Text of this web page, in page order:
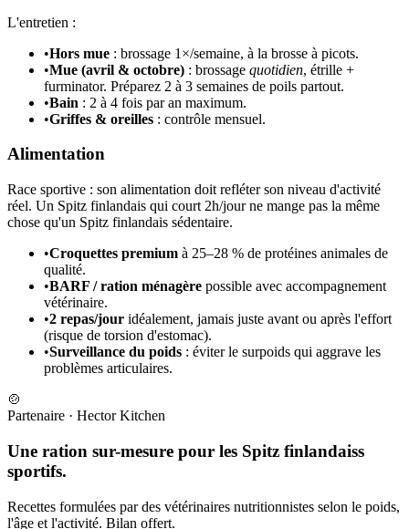
L'entretien :
•Hors mue : brossage 1×/semaine, à la brosse à picots.
•Mue (avril & octobre) : brossage quotidien, étrille +
furminator. Préparez 2 à 3 semaines de poils partout.
•Bain : 2 à 4 fois par an maximum.
•Griffes & oreilles : contrôle mensuel.
Alimentation
Race sportive : son alimentation doit refléter son niveau d'activité
réel. Un Spitz finlandais qui court 2h/jour ne mange pas la même
chose qu'un Spitz finlandais sédentaire.
•Croquettes premium à 25–28 % de protéines animales de
qualité.
•BARF / ration ménagère possible avec accompagnement
vétérinaire.
•2 repas/jour idéalement, jamais juste avant ou après l'effort
(risque de torsion d'estomac).
•Surveillance du poids : éviter le surpoids qui aggrave les
problèmes articulaires.
🍲
Partenaire · Hector Kitchen
Une ration sur-mesure pour les Spitz finlandaiss
sportifs.
Recettes formulées par des vétérinaires nutritionnistes selon le poids,
l'âge et l'activité. Bilan offert.